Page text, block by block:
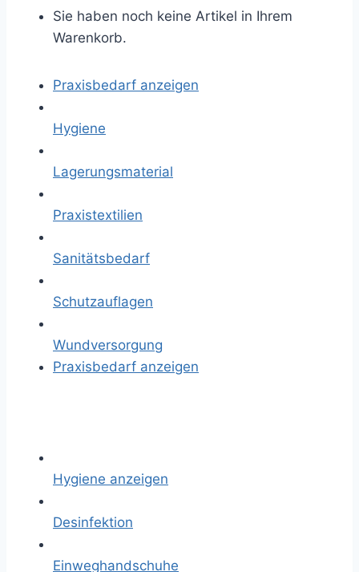
Sie haben noch keine Artikel in Ihrem
Warenkorb.
Praxisbedarf anzeigen
Hygiene
Lagerungsmaterial
Praxistextilien
Sanitätsbedarf
Schutzauflagen
Wundversorgung
Praxisbedarf anzeigen
Hygiene anzeigen
Desinfektion
Einweghandschuhe